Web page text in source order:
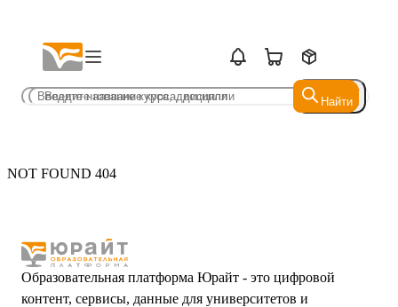
Найти
Найти
NOT FOUND 404
Образовательная платформа Юрайт - это цифровой
контент, сервисы, данные для университетов и